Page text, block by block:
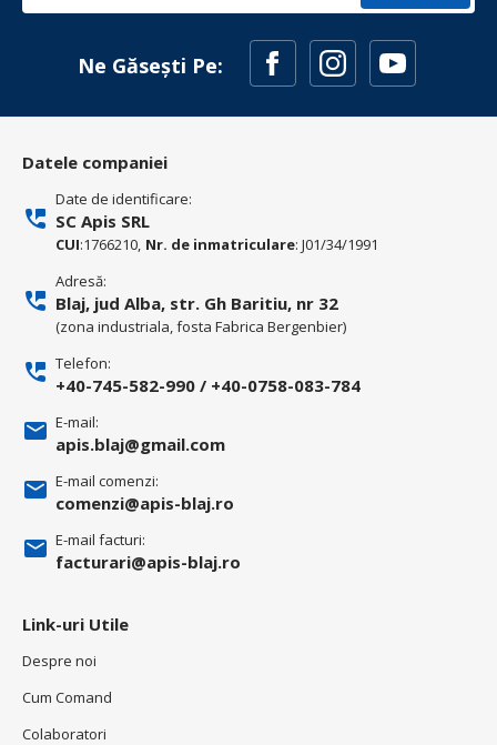
Ne Găsești Pe:
Datele companiei
Date de identificare:
SC Apis SRL
CUI:1766210, Nr. de inmatriculare: J01/34/1991
Adresă:
Blaj, jud Alba, str. Gh Baritiu, nr 32
(zona industriala, fosta Fabrica Bergenbier)
Telefon:
+40-745-582-990 / +40-0758-083-784
E-mail:
apis.blaj@gmail.com
E-mail comenzi:
comenzi@apis-blaj.ro
E-mail facturi:
facturari@apis-blaj.ro
Link-uri Utile
Despre noi
Cum Comand
Colaboratori